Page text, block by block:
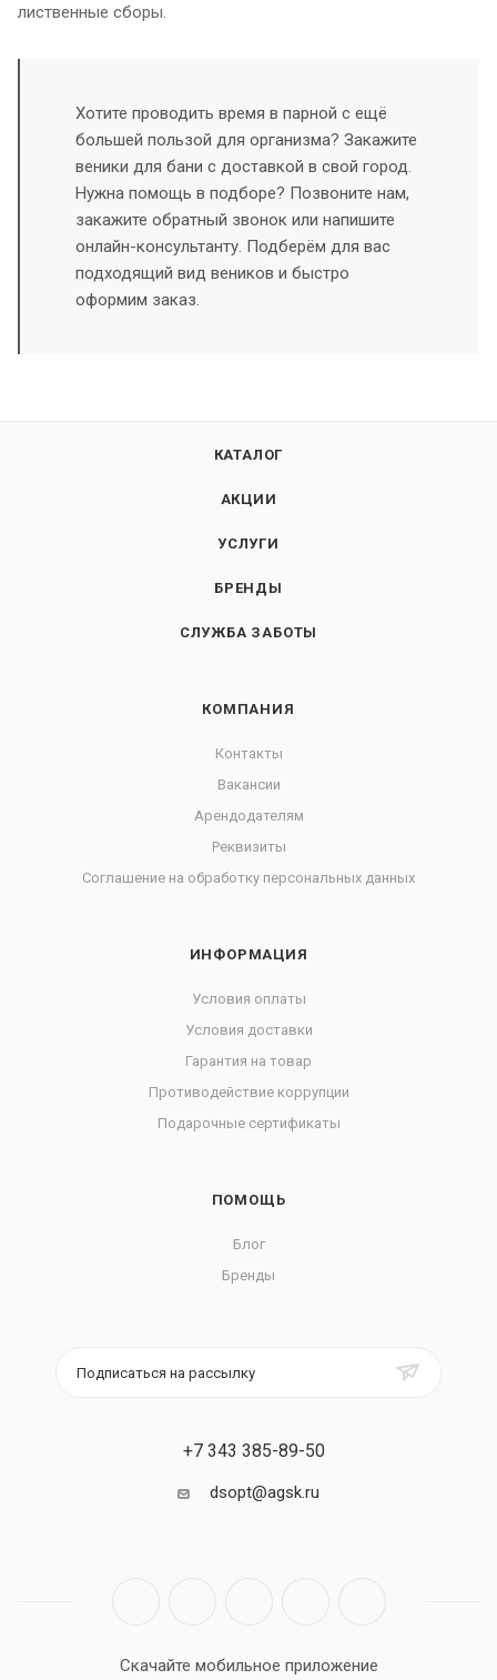
лиственные сборы.
Хотите проводить время в парной с ещё
большей пользой для организма? Закажите
веники для бани с доставкой в свой город.
Нужна помощь в подборе? Позвоните нам,
закажите обратный звонок или напишите
онлайн-консультанту. Подберём для вас
подходящий вид веников и быстро
оформим заказ.
КАТАЛОГ
АКЦИИ
УСЛУГИ
БРЕНДЫ
СЛУЖБА ЗАБОТЫ
КОМПАНИЯ
Контакты
Вакансии
Арендодателям
Реквизиты
Соглашение на обработку персональных данных
ИНФОРМАЦИЯ
Условия оплаты
Условия доставки
Гарантия на товар
Противодействие коррупции
Подарочные сертификаты
ПОМОЩЬ
Блог
Бренды
Подписаться на рассылку
+7 343 385-89-50
dsopt@agsk.ru
Скачайте мобильное приложение